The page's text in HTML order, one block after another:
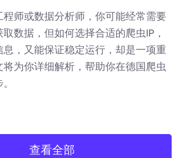
师或数据分析师，你可能经常需要
数据，但如何选择合适的爬虫IP，
息，又能保证稳定运行，却是一项重
为你详细解析，帮助你在德国爬虫
查看全部